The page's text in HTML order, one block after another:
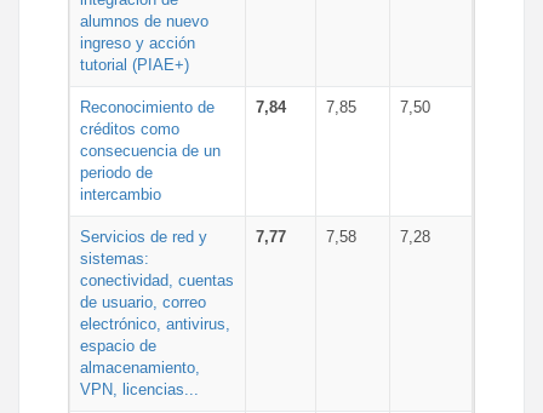
alumnos de nuevo
ingreso y acción
tutorial (PIAE+)
Reconocimiento de
créditos como
consecuencia de un
periodo de
intercambio
7,84 7,85 7,50
Servicios de red y
sistemas:
conectividad, cuentas
de usuario, correo
electrónico, antivirus,
espacio de
almacenamiento,
VPN, licencias...
7,77 7,58 7,28